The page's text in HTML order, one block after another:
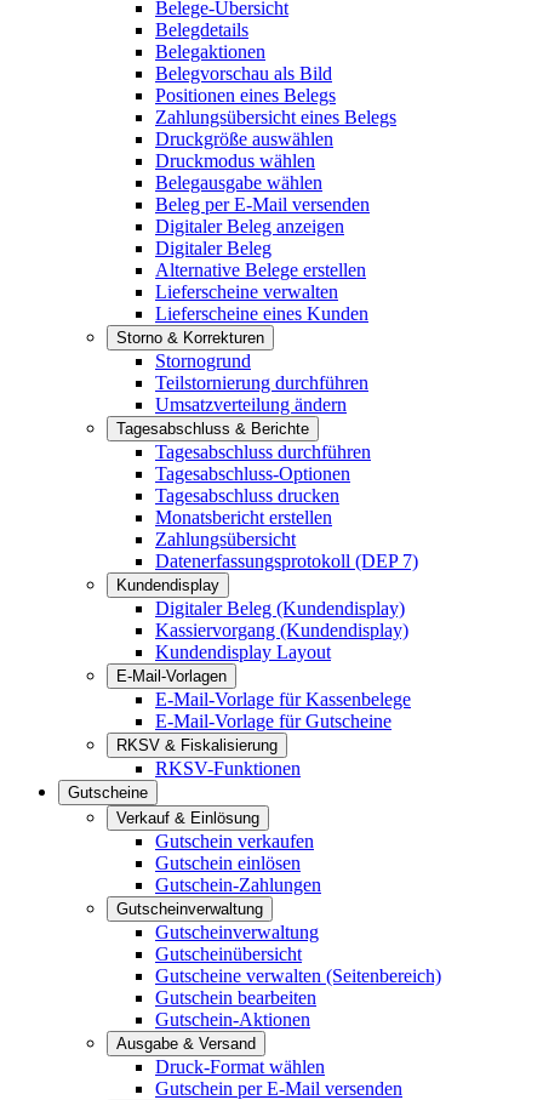
Belege-Übersicht
Belegdetails
Belegaktionen
Belegvorschau als Bild
Positionen eines Belegs
Zahlungsübersicht eines Belegs
Druckgröße auswählen
Druckmodus wählen
Belegausgabe wählen
Beleg per E-Mail versenden
Digitaler Beleg anzeigen
Digitaler Beleg
Alternative Belege erstellen
Lieferscheine verwalten
Lieferscheine eines Kunden
Storno & Korrekturen
Stornogrund
Teilstornierung durchführen
Umsatzverteilung ändern
Tagesabschluss & Berichte
Tagesabschluss durchführen
Tagesabschluss-Optionen
Tagesabschluss drucken
Monatsbericht erstellen
Zahlungsübersicht
Datenerfassungsprotokoll (DEP 7)
Kundendisplay
Digitaler Beleg (Kundendisplay)
Kassiervorgang (Kundendisplay)
Kundendisplay Layout
E-Mail-Vorlagen
E-Mail-Vorlage für Kassenbelege
E-Mail-Vorlage für Gutscheine
RKSV & Fiskalisierung
RKSV-Funktionen
Gutscheine
Verkauf & Einlösung
Gutschein verkaufen
Gutschein einlösen
Gutschein-Zahlungen
Gutscheinverwaltung
Gutscheinverwaltung
Gutscheinübersicht
Gutscheine verwalten (Seitenbereich)
Gutschein bearbeiten
Gutschein-Aktionen
Ausgabe & Versand
Druck-Format wählen
Gutschein per E-Mail versenden